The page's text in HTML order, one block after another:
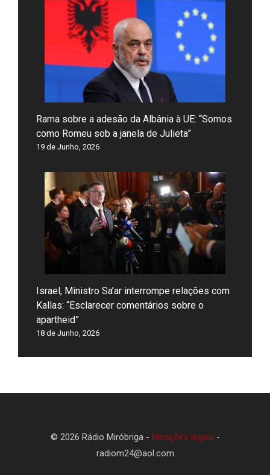
Rama sobre a adesão da Albânia à UE: “Somos
como Romeu sob a janela de Julieta”
19 de Junho, 2026
Israel, Ministro Sa’ar interrompe relações com
Kallas: “Esclarecer comentários sobre o
apartheid”
18 de Junho, 2026
© 2026 Rádio Miróbriga - Menções legais -
radiom24@aol.com